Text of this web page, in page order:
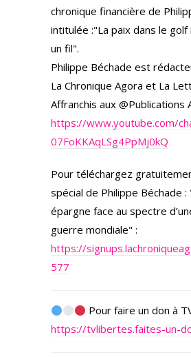
chronique financière de
intitulée :"La paix dans le golf
un fil".
Philippe Béchade est
La Chronique Agora et La
Affranchis aux @Publications
https://www.youtube.com/
07FoKKAqLSg4PpMj0kQ
Pour téléchargez
spécial de Philippe Béchade
épargne face au spectre
guerre mondiale" :
https://
577
Pour faire un don à
https://tvlibertes.faites-un-